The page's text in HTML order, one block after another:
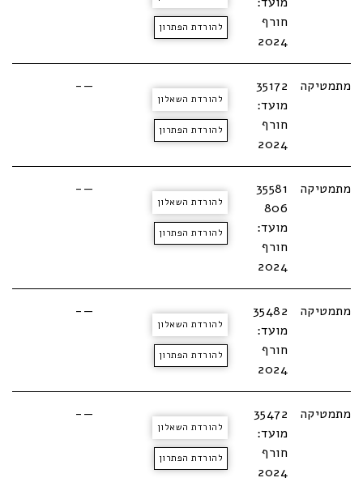
חורף
2024
להורדת הפתרון
מתמטיקה
35172
מועד:
חורף
2024
להורדת השאלון
להורדת הפתרון
—-
מתמטיקה
35581
806
מועד:
חורף
2024
להורדת השאלון
להורדת הפתרון
—-
מתמטיקה
35482
מועד:
חורף
2024
להורדת השאלון
להורדת הפתרון
—-
מתמטיקה
35472
מועד:
חורף
2024
להורדת השאלון
להורדת הפתרון
—-